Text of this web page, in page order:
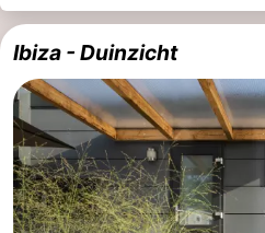
Ibiza - Duinzicht